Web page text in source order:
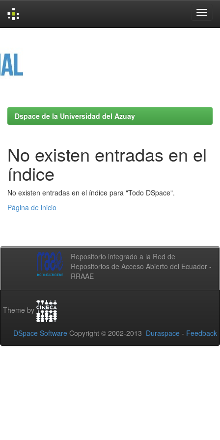
Dspace de la Universidad del Azuay
No existen entradas en el
índice
No existen entradas en el índice para "Todo DSpace".
Página de inicio
Repositorio integrado a la Red de
Repositorios de Acceso Abierto del Ecuador -
RRAAE
Theme by
DSpace Software Copyright © 2002-2013 Duraspace - Feedback